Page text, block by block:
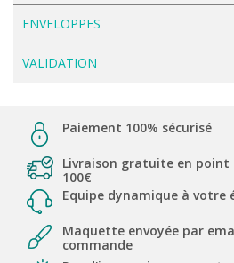
ENVELOPPES
VALIDATION
Paiement 100% sécurisé
Livraison gratuite en point
100€
Equipe dynamique à votre
Maquette envoyée par
commande